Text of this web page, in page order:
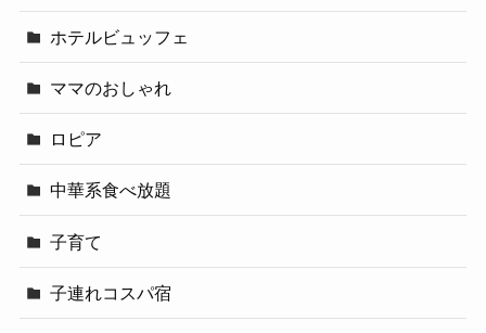
ホテルビュッフェ
ママのおしゃれ
ロピア
中華系食べ放題
子育て
子連れコスパ宿